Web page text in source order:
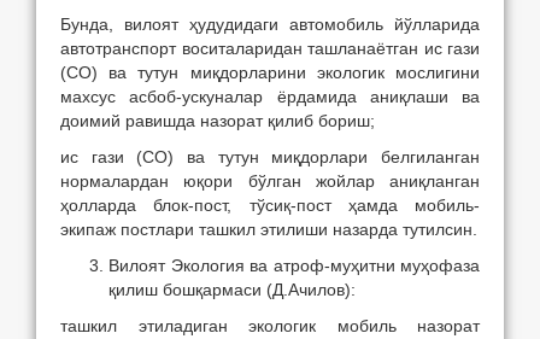
Бунда, вилоят ҳудудидаги автомобиль йўлларида
автотранспорт воситаларидан ташланаётган ис гази
(СО) ва тутун миқдорларини экологик мослигини
махсус асбоб-ускуналар ёрдамида аниқлаши ва
доимий равишда назорат қилиб бориш;
ис гази (СО) ва тутун миқдорлари белгиланган
нормалардан юқори бўлган жойлар аниқланган
ҳолларда блок-пост, тўсиқ-пост ҳамда мобиль-
экипаж постлари ташкил этилиши назарда тутилсин.
Вилоят Экология ва атроф-муҳитни муҳофаза
қилиш бошқармаси (Д.Ачилов):
ташкил этиладиган экологик мобиль назорат